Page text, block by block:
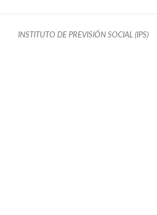
INSTITUTO DE PREVISIÓN SOCIAL (IPS)